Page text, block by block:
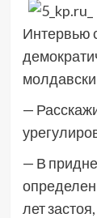
Интервью
—
— В
лет